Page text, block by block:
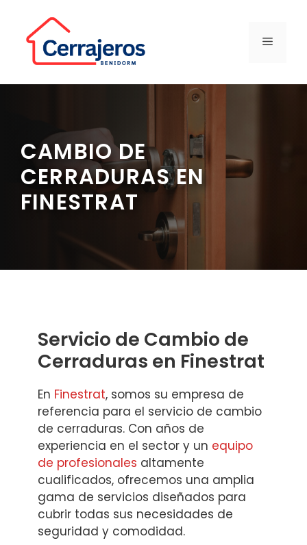
contenido
MENÚ
CAMBIO DE
CERRADURAS EN
FINESTRAT
Servicio de Cambio de
Cerraduras en Finestrat
En Finestrat, somos su empresa de
referencia para el servicio de cambio
de cerraduras. Con años de
experiencia en el sector y un equipo
de profesionales altamente
cualificados, ofrecemos una amplia
gama de servicios diseñados para
cubrir todas sus necesidades de
seguridad y comodidad.